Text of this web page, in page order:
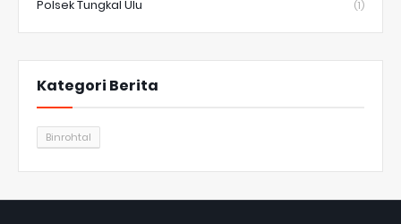
Polsek Tungkal Ulu (1)
Kategori Berita
Binrohtal